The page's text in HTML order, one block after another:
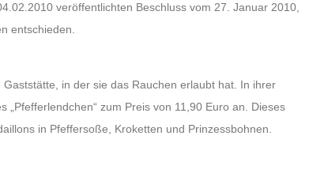
veröffentlichten Beschluss vom 27. Januar 2010,
entschieden.
in der sie das Rauchen erlaubt hat. In ihrer
„Pfefferlendchen“ zum Preis von 11,90 Euro an. Dieses
in Pfeffersoße, Kroketten und Prinzessbohnen.